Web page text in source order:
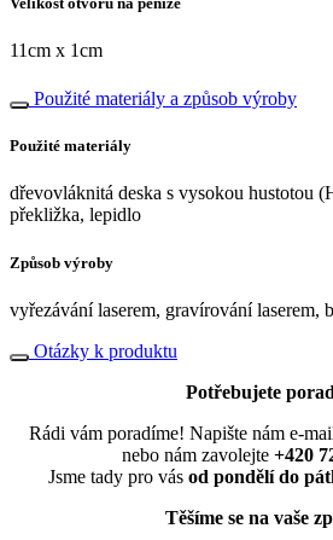
11cm x 1cm
Použité materiály a způsob výroby
Použité materiály
dřevovláknitá deska s vysokou hustotou
překližka, lepidlo
Způsob výroby
vyřezávání laserem, gravírování laserem,
Otázky k produktu
Potřebujete
Rádi vám poradíme! Napište nám e-
nebo nám zavolejte +420
Jsme tady pro vás od pondělí do
Těšíme se na vaše